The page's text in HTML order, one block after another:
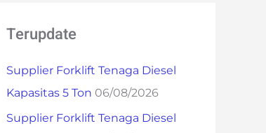
r
Terupdate
Supplier Forklift Tenaga Diesel
Kapasitas 5 Ton 06/08/2026
Supplier Forklift Tenaga Diesel